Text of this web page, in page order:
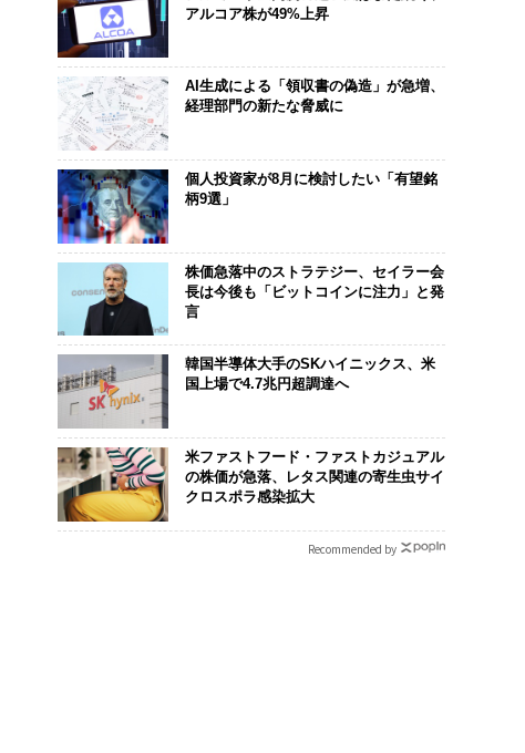
アルコア株が49%上昇
AI生成による「領収書の偽造」が急増、
経理部門の新たな脅威に
個人投資家が8月に検討したい「有望銘
柄9選」
株価急落中のストラテジー、セイラー会
長は今後も「ビットコインに注力」と発
言
韓国半導体大手のSKハイニックス、米
国上場で4.7兆円超調達へ
米ファストフード・ファストカジュアル
の株価が急落、レタス関連の寄生虫サイ
クロスポラ感染拡大
Recommended by